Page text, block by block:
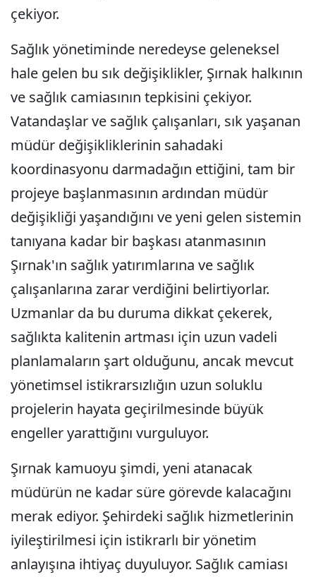
çekiyor.
Sağlık yönetiminde neredeyse geleneksel
hale gelen bu sık değişiklikler, Şırnak halkının
ve sağlık camiasının tepkisini çekiyor.
Vatandaşlar ve sağlık çalışanları, sık yaşanan
müdür değişikliklerinin sahadaki
koordinasyonu darmadağın ettiğini, tam bir
projeye başlanmasının ardından müdür
değişikliği yaşandığını ve yeni gelen sistemin
tanıyana kadar bir başkası atanmasının
Şırnak'ın sağlık yatırımlarına ve sağlık
çalışanlarına zarar verdiğini belirtiyorlar.
Uzmanlar da bu duruma dikkat çekerek,
sağlıkta kalitenin artması için uzun vadeli
planlamaların şart olduğunu, ancak mevcut
yönetimsel istikrarsızlığın uzun soluklu
projelerin hayata geçirilmesinde büyük
engeller yarattığını vurguluyor.
Şırnak kamuoyu şimdi, yeni atanacak
müdürün ne kadar süre görevde kalacağını
merak ediyor. Şehirdeki sağlık hizmetlerinin
iyileştirilmesi için istikrarlı bir yönetim
anlayışına ihtiyaç duyuluyor. Sağlık camiası